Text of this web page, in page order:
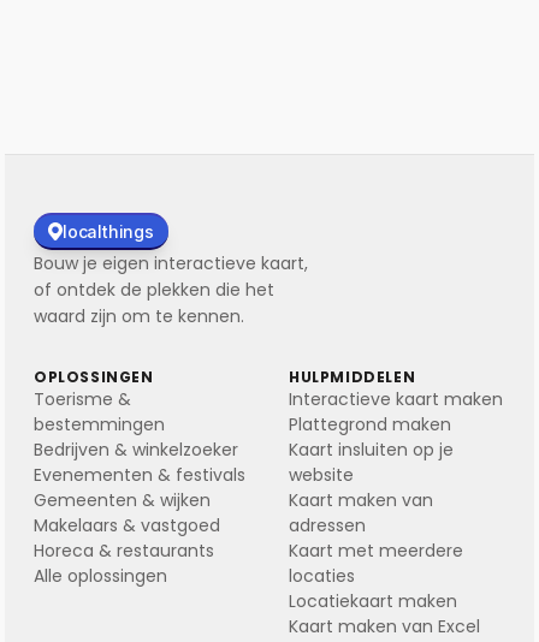
localthings
Bouw je eigen interactieve kaart,
of ontdek de plekken die het
waard zijn om te kennen.
OPLOSSINGEN
Toerisme &
bestemmingen
Bedrijven & winkelzoeker
Evenementen & festivals
Gemeenten & wijken
Makelaars & vastgoed
Horeca & restaurants
Alle oplossingen
HULPMIDDELEN
Interactieve kaart maken
Plattegrond maken
Kaart insluiten op je
website
Kaart maken van
adressen
Kaart met meerdere
locaties
Locatiekaart maken
Kaart maken van Excel